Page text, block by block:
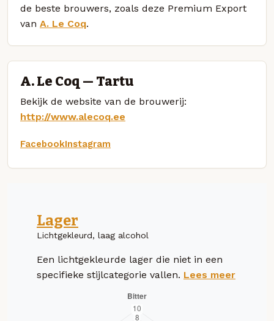
de beste brouwers, zoals deze Premium Export
van A. Le Coq.
A. Le Coq — Tartu
Bekijk de website van de brouwerij:
http://www.alecoq.ee
FacebookInstagram
Lager
Lichtgekleurd, laag alcohol
Een lichtgekleurde lager die niet in een
specifieke stijlcategorie vallen. Lees meer